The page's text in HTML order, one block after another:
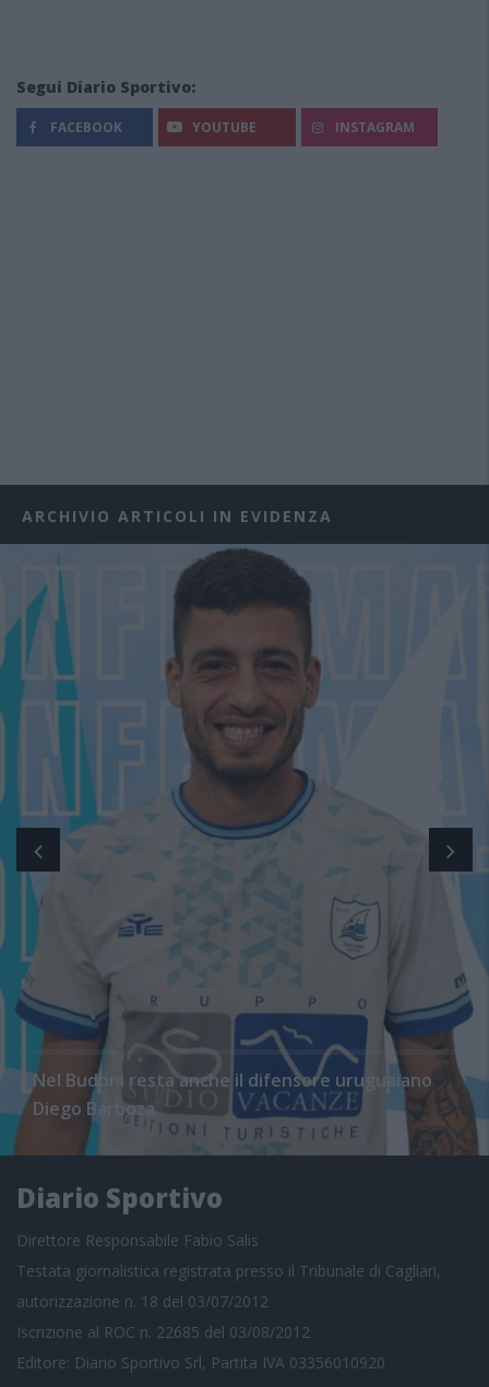
Segui Diario Sportivo:
FACEBOOK YOUTUBE INSTAGRAM
ARCHIVIO ARTICOLI IN EVIDENZA
Nel Budoni resta anche il difensore uruguaiano
Diego Barboza
Diario Sportivo
Direttore Responsabile Fabio Salis
Testata giornalistica registrata presso il Tribunale di Cagliari,
autorizzazione n. 18 del 03/07/2012
Iscrizione al ROC n. 22685 del 03/08/2012
Editore: Diario Sportivo Srl, Partita IVA 03356010920